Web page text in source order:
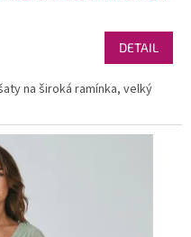
DETAIL
na široká ramínka, velký